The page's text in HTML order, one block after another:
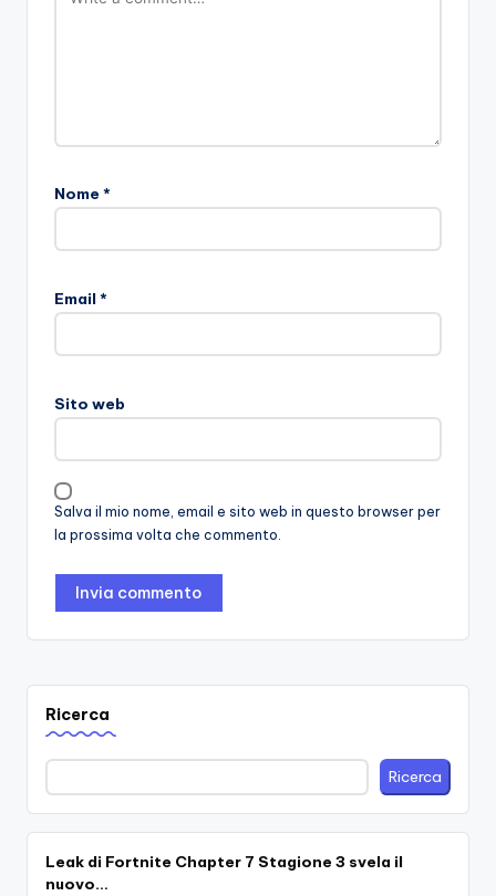
Nome *
Email *
Sito web
Salva il mio nome, email e sito web in questo browser per
la prossima volta che commento.
Ricerca
Ricerca
Leak di Fortnite Chapter 7 Stagione 3 svela il
nuovo…